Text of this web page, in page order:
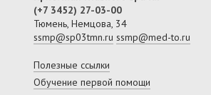
(+7 3452) 27-03-00
Тюмень, Немцова, 34
ssmp@sp03tmn.ru ssmp@med-to.ru
Полезные ссылки
Обучение первой помощи